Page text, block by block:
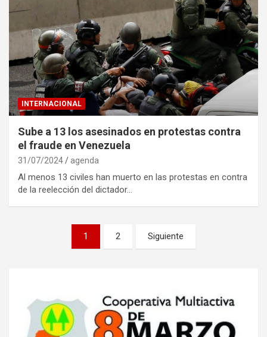
INTERNACIONAL
Sube a 13 los asesinados en protestas contra
el fraude en Venezuela
31/07/2024 agenda
Al menos 13 civiles han muerto en las protestas en contra
de la reelección del dictador…
Navegación
1 2 Siguiente